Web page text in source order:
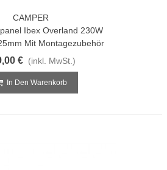
CAMPER
Ibex Overland 230W
Mit Montagezubehör
€ (inkl. MwSt.)
In Den Warenkorb